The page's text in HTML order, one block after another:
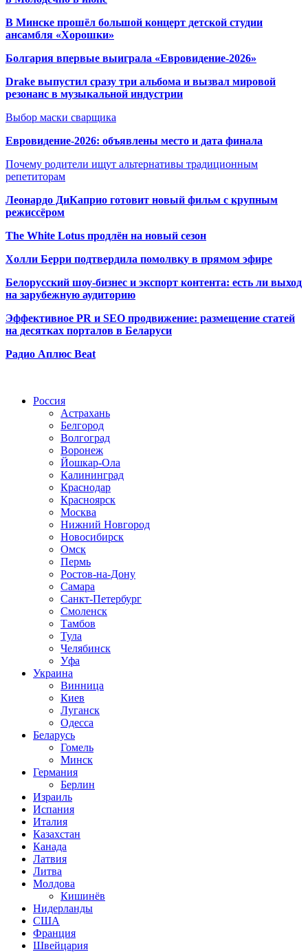
В Минске прошёл большой концерт детской студии
ансамбля «Хорошки»
Болгария впервые выиграла «Евровидение-2026»
Drake выпустил сразу три альбома и вызвал мировой
резонанс в музыкальной индустрии
Выбор маски сварщика
Евровидение-2026: объявлены место и дата финала
Почему родители ищут альтернативы традиционным
репетиторам
Леонардо ДиКаприо готовит новый фильм с крупным
режиссёром
The White Lotus продлён на новый сезон
Холли Берри подтвердила помолвку в прямом эфире
Белорусский шоу-бизнес и экспорт контента: есть ли выход
на зарубежную аудиторию
Эффективное PR и SEO продвижение: размещение статей
на десятках порталов в Беларуси
Радио Аплюс Beat
Россия
Астрахань
Белгород
Волгоград
Воронеж
Йошкар-Ола
Калининград
Краснодар
Красноярск
Москва
Нижний Новгород
Новосибирск
Омск
Пермь
Ростов-на-Дону
Самара
Санкт-Петербург
Смоленск
Тамбов
Тула
Челябинск
Уфа
Украина
Винница
Киев
Луганск
Одесса
Беларусь
Гомель
Минск
Германия
Берлин
Израиль
Испания
Италия
Казахстан
Канада
Латвия
Литва
Молдова
Кишинёв
Нидерланды
США
Франция
Швейцария